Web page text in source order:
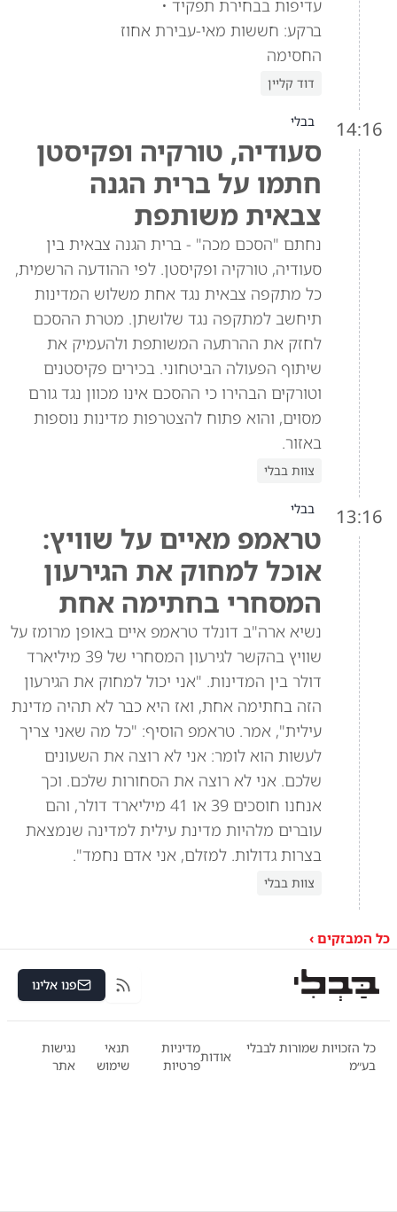
עדיפות בבחירת תפקיד •
ברקע: חששות מאי-עבירת אחוז
החסימה
דוד קליין
14:16 בבלי
סעודיה, טורקיה ופקיסטן
חתמו על ברית הגנה
צבאית משותפת
נחתם "הסכם מכה" - ברית הגנה צבאית בין
סעודיה, טורקיה ופקיסטן. לפי ההודעה הרשמית,
כל מתקפה צבאית נגד אחת משלוש המדינות
תיחשב למתקפה נגד שלושתן. מטרת ההסכם
לחזק את ההרתעה המשותפת ולהעמיק את
שיתוף הפעולה הביטחוני. בכירים פקיסטנים
וטורקים הבהירו כי ההסכם אינו מכוון נגד גורם
מסוים, והוא פתוח להצטרפות מדינות נוספות
באזור.
צוות בבלי
13:16 בבלי
טראמפ מאיים על שוויץ:
אוכל למחוק את הגירעון
המסחרי בחתימה אחת
נשיא ארה"ב דונלד טראמפ איים באופן מרומז על
שוויץ בהקשר לגירעון המסחרי של 39 מיליארד
דולר בין המדינות. "אני יכול למחוק את הגירעון
הזה בחתימה אחת, ואז היא כבר לא תהיה מדינת
עילית", אמר. טראמפ הוסיף: "כל מה שאני צריך
לעשות הוא לומר: אני לא רוצה את השעונים
שלכם. אני לא רוצה את הסחורות שלכם. וכך
אנחנו חוסכים 39 או 41 מיליארד דולר, והם
עוברים מלהיות מדינת עילית למדינה שנמצאת
בצרות גדולות. למזלם, אני אדם נחמד".
צוות בבלי
כל המבזקים ›
RSS פנו אלינו
כל הזכויות שמורות לבבלי
בע״מ
אודות
מדיניות
פרטיות
תנאי
שימוש
נגישות
אתר